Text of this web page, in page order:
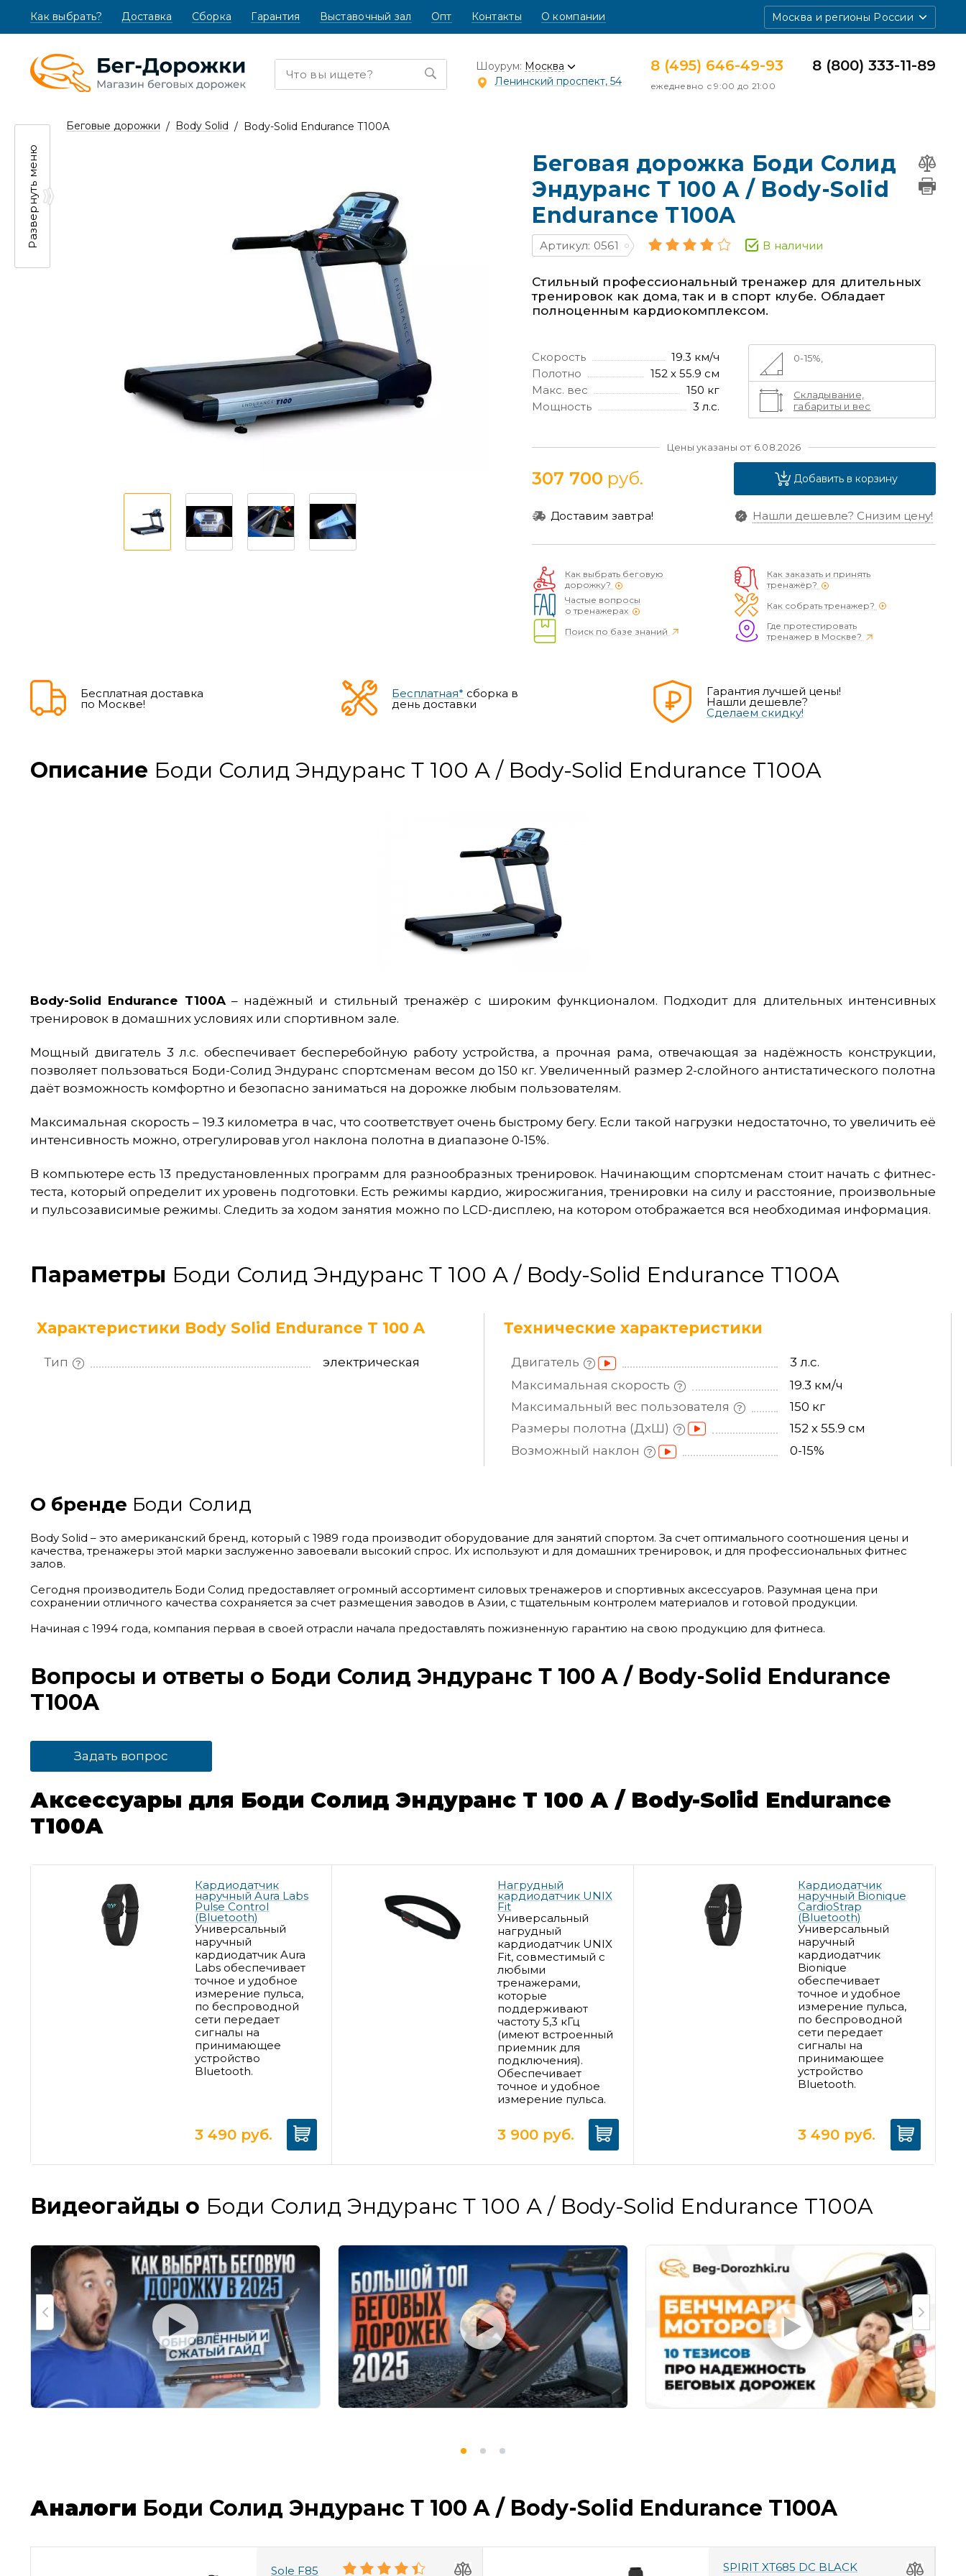
Как выбрать? (текущая)
Доставка Сборка Гарантия Выставочный зал Опт Контакты О компании Москва и регионы России
Шоурум: Москва
Ленинский проспект, 54
8 (495) 646-49-93
ежедневно с 9:00 до 21:00
8 (800) 333-11-89
Развернуть меню
Беговые дорожки Body Solid Body-Solid Endurance T100A
Беговая дорожка Боди Солид
Эндуранс Т 100 А / Body-Solid
Endurance T100A
Артикул: 0561 В наличии
Стильный профессиональный тренажер для длительных
тренировок как дома, так и в спорт клубе. Обладает
полноценным кардиокомплексом.
Скорость
19.3 км/ч
Полотно
152 х 55.9 см
Макс. вес
150 кг
Мощность
3 л.с.
0-15%,
Складывание,
габариты и вес
Цены указаны от 6.08.2026
307 700 руб. Добавить в корзину
Доставим завтра! Нашли дешевле? Снизим цену!
Как выбрать беговую
дорожку?
Частые вопросы
о тренажерах
Поиск по базе знаний
Как заказать и принять
тренажёр?
Как собрать тренажер?
Где протестировать
тренажер в Москве?
Бесплатная доставка
по Москве!
Бесплатная* сборка в
день доставки
Гарантия лучшей цены!
Нашли дешевле?
Сделаем скидку!
Описание Боди Солид Эндуранс Т 100 А / Body-Solid Endurance T100A
Body-Solid Endurance T100A– надёжный и стильный тренажёр с широким функционалом. Подходит для длительных интенсивных
тренировок в домашних условиях или спортивном зале.
Мощный двигатель 3 л.с. обеспечивает бесперебойную работу устройства, а прочная рама, отвечающая за надёжность конструкции,
позволяет пользоваться Боди-Солид Эндуранс спортсменам весом до 150 кг. Увеличенный размер 2-слойного антистатического полотна
даёт возможность комфортно и безопасно заниматься на дорожке любым пользователям.
Максимальная скорость – 19.3 километра в час, что соответствует очень быстрому бегу. Если такой нагрузки недостаточно, то увеличить её
интенсивность можно, отрегулировав угол наклона полотна в диапазоне 0-15%.
В компьютере есть 13 предустановленных программ для разнообразных тренировок. Начинающим спортсменам стоит начать с фитнес-
теста, который определит их уровень подготовки. Есть режимы кардио, жиросжигания, тренировки на силу и расстояние, произвольные
и пульсозависимые режимы. Следить за ходом занятия можно по LCD-дисплею, на котором отображается вся необходимая информация.
Параметры Боди Солид Эндуранс Т 100 А / Body-Solid Endurance T100A
Характеристики Body Solid Endurance T 100 A
Тип электрическая
Технические характеристики
Двигатель
3 л.с.
Максимальная скорость
19.3 км/ч
Максимальный вес пользователя
150 кг
Размеры полотна (ДхШ)
152 х 55.9 см
Возможный наклон 0-15%
О бренде Боди Солид
Body Solid – это американский бренд, который с 1989 года производит оборудование для занятий спортом. За счет оптимального соотношения цены и
качества, тренажеры этой марки заслуженно завоевали высокий спрос. Их используют и для домашних тренировок, и для профессиональных фитнес
залов.
Сегодня производитель Боди Солид предоставляет огромный ассортимент силовых тренажеров и спортивных аксессуаров. Разумная цена при
сохранении отличного качества сохраняется за счет размещения заводов в Азии, с тщательным контролем материалов и готовой продукции.
Начиная с 1994 года, компания первая в своей отрасли начала предоставлять пожизненную гарантию на свою продукцию для фитнеса.
Вопросы и ответы о Боди Солид Эндуранс Т 100 А / Body-Solid Endurance
T100A
Задать вопрос
Аксессуары для Боди Солид Эндуранс Т 100 А / Body-Solid Endurance
T100A
Кардиодатчик
наручный Aura Labs
Pulse Control
(Bluetooth)
Универсальный
наручный
кардиодатчик Aura
Labs обеспечивает
точное и удобное
измерение пульса,
по беспроводной
сети передает
сигналы на
принимающее
устройство
Bluetooth.
3 490 руб.
Нагрудный
кардиодатчик UNIX
Fit
Универсальный
нагрудный
кардиодатчик UNIX
Fit, совместимый с
любыми
тренажерами,
которые
поддерживают
частоту 5,3 кГц
(имеют встроенный
приемник для
подключения).
Обеспечивает
точное и удобное
измерение пульса.
3 900руб.
Кардиодатчик
наручный Bionique
CardioStrap
(Bluetooth)
Универсальный
наручный
кардиодатчик
Bionique
обеспечивает
точное и удобное
измерение пульса,
по беспроводной
сети передает
сигналы на
принимающее
устройство
Bluetooth.
3 490 руб.
Видеогайды о Боди Солид Эндуранс Т 100 А / Body-Solid Endurance T100A
Аналоги Боди Солид Эндуранс Т 100 А / Body-Solid Endurance T100A
Sole F85 SPIRIT XT685 DC BLACK